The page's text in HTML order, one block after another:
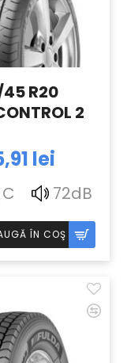
R20
2
lei
C 72dB
ÎN COŞ